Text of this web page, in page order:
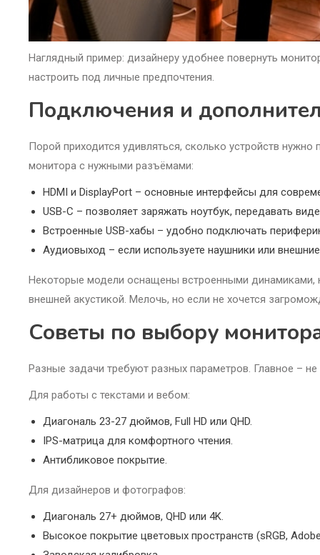
Наглядный пример: дизайнеру удобнее повернуть
настроить под личные предпочтения.
Подключения и
Порой приходится удивляться, сколько устройств
монитора с нужными разъёмами:
HDMI и DisplayPort – основные интерфейсы для
USB-C – позволяет заряжать ноутбук, передавать
Встроенные USB-хабы – удобно подключать
Аудиовыход – если используете наушники или
Некоторые модели оснащены встроенными динамиками,
внешней акустикой. Мелочь, но если не хочется
Советы по выбору
Разные задачи требуют разных параметров. Главное –
Для работы с текстами и вебом:
Диагональ 23-27 дюймов, Full HD или QHD.
IPS-матрица для комфортного чтения.
Антибликовое покрытие.
Для дизайнеров и фотографов:
Диагональ 27+ дюймов, QHD или 4K.
Высокое покрытие цветовых пространств (sRGB,